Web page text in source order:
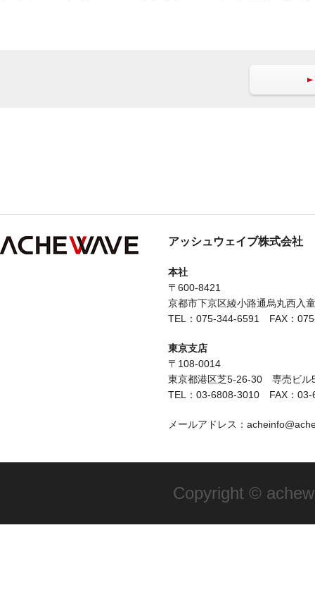
アッシュウェイブ株式会社
本社
〒600-8421
京都市下京区綾小路通烏丸西入
TEL：075-344-6591 FAX：
東京支店
〒108-0014
東京都港区芝5-26-30 専売ビル
TEL：03-6808-3010 FAX：03-
メールアドレス：
Copyright ©